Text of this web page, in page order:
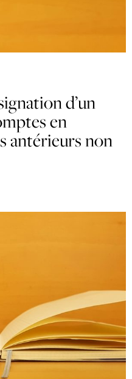
d’un
en
antérieurs non